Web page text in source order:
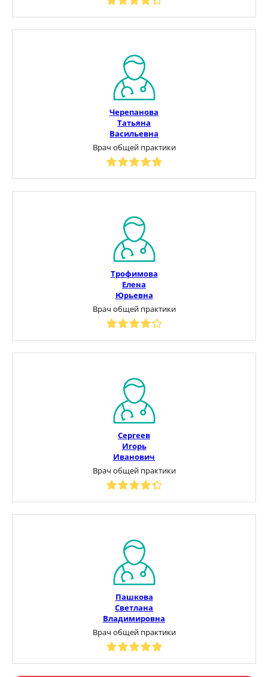
Черепанова
Татьяна
Васильевна
Врач общей практики
Трофимова
Елена
Юрьевна
Врач общей практики
Сергеев
Игорь
Иванович
Врач общей практики
Пашкова
Светлана
Владимировна
Врач общей практики